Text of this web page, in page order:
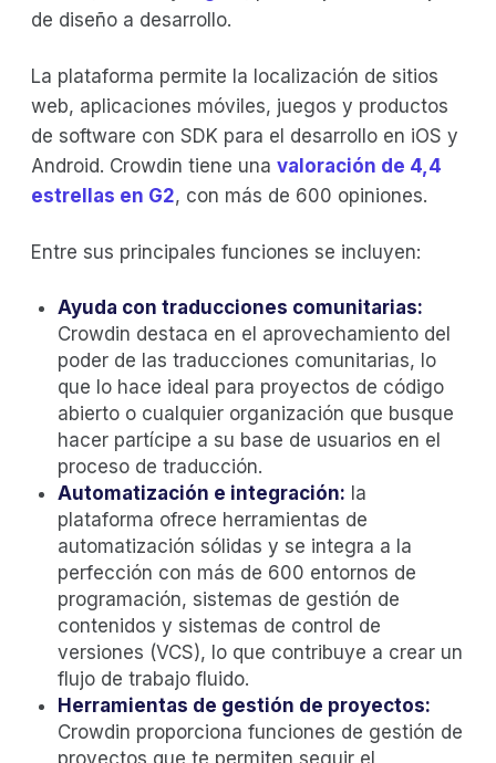
de diseño a desarrollo.
La plataforma permite la localización de sitios
web, aplicaciones móviles, juegos y productos
de software con SDK para el desarrollo en iOS y
Android. Crowdin tiene una valoración de 4,4
estrellas en G2, con más de 600 opiniones.
Entre sus principales funciones se incluyen:
Ayuda con traducciones comunitarias:
Crowdin destaca en el aprovechamiento del
poder de las traducciones comunitarias, lo
que lo hace ideal para proyectos de código
abierto o cualquier organización que busque
hacer partícipe a su base de usuarios en el
proceso de traducción.
Automatización e integración: la
plataforma ofrece herramientas de
automatización sólidas y se integra a la
perfección con más de 600 entornos de
programación, sistemas de gestión de
contenidos y sistemas de control de
versiones (VCS), lo que contribuye a crear un
flujo de trabajo fluido.
Herramientas de gestión de proyectos:
Crowdin proporciona funciones de gestión de
proyectos que te permiten seguir el